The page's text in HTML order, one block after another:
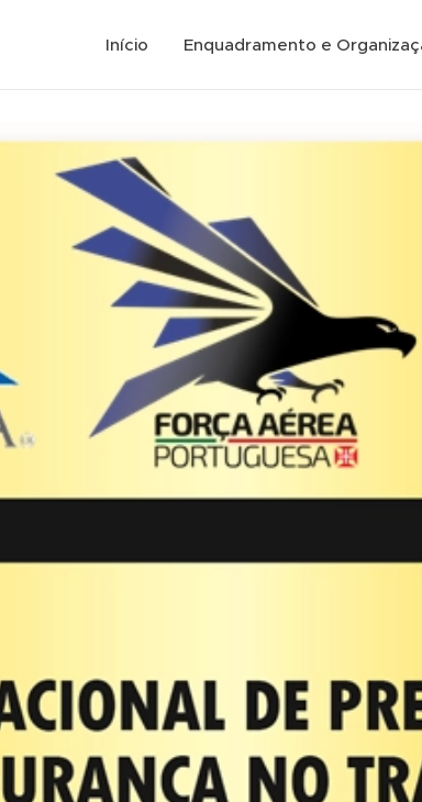
Início Enquadramento e